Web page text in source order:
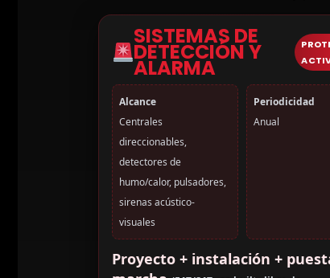
SISTEMAS DE
DETECCIÓN Y
ALARMA
Alcance
Centrales
direccionables,
detectores de
humo/calor, pulsadores,
sirenas acústico-
visuales
Periodicidad
Anual
Proyecto + instalación +